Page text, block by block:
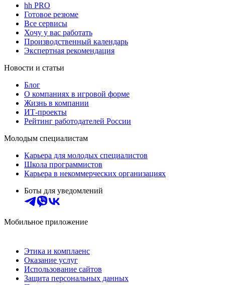
hh PRO
Готовое резюме
Все сервисы
Хочу у вас работать
Производственный календарь
Экспертная рекомендация
Новости и статьи
Блог
О компаниях в игровой форме
Жизнь в компании
ИТ-проекты
Рейтинг работодателей России
Молодым специалистам
Карьера для молодых специалистов
Школа программистов
Карьера в некоммерческих организациях
Боты для уведомлений
Мобильное приложение
Этика и комплаенс
Оказание услуг
Использование сайтов
Защита персональных данных